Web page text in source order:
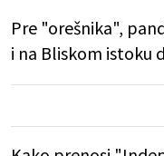
Pre "orešnika",
i na Bliskom istoku